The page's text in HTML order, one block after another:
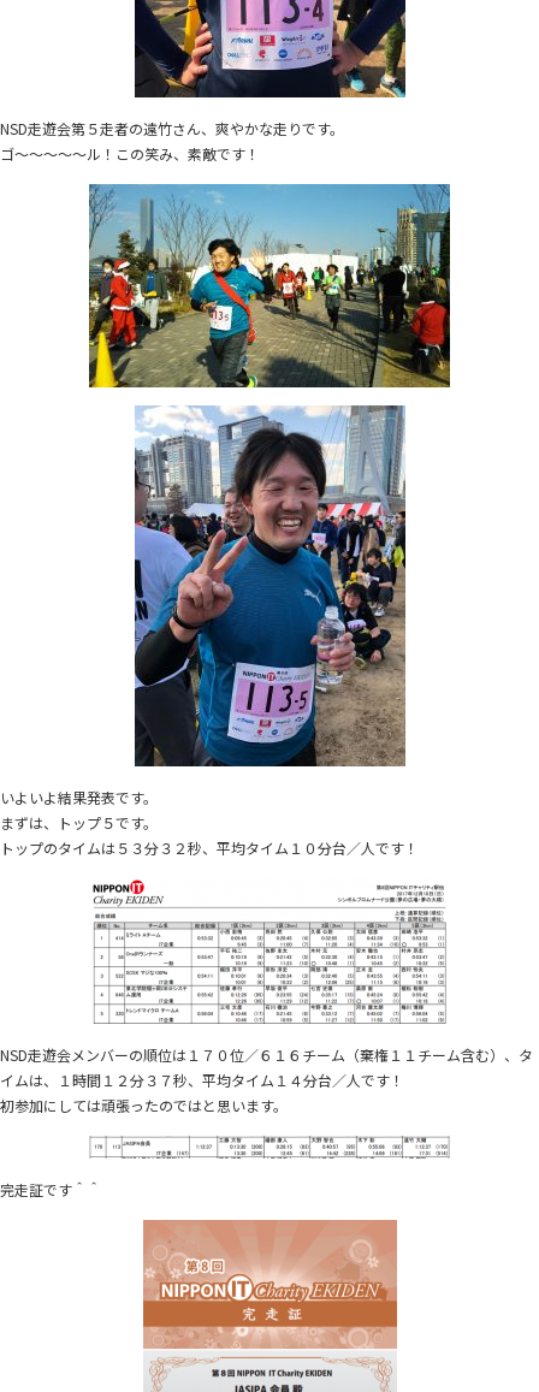
NSD走遊会第５走者の遠竹さん、爽やかな走りです。
ゴ～～～～～ル！この笑み、素敵です！
いよいよ結果発表です。
まずは、トップ５です。
トップのタイムは５３分３２秒、平均タイム１０分台／人です！
NSD走遊会メンバーの順位は１７０位／６１６チーム（棄権１１チーム含む）、タ
イムは、１時間１２分３７秒、平均タイム１４分台／人です！
初参加にしては頑張ったのではと思います。
完走証です＾＾